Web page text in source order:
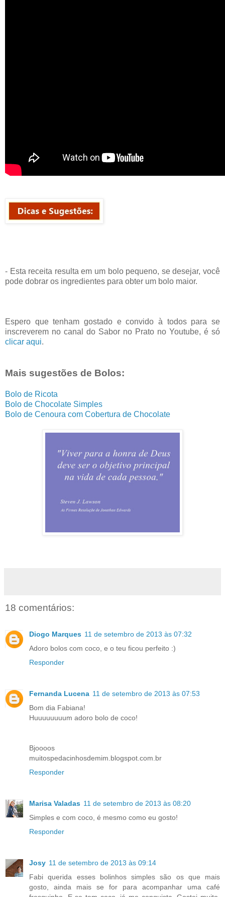
- Esta receita resulta em um bolo pequeno, se desejar, você
pode dobrar os ingredientes para obter um bolo maior.
Espero que tenham gostado e convido à todos para se
inscreverem no canal do Sabor no Prato no Youtube, é só
clicar aqui.
Mais sugestões de Bolos:
Bolo de Ricota
Bolo de Chocolate Simples
Bolo de Cenoura com Cobertura de Chocolate
18 comentários:
Diogo Marques 11 de setembro de 2013 às 07:32
Adoro bolos com coco, e o teu ficou perfeito :)
Responder
Fernanda Lucena 11 de setembro de 2013 às 07:53
Bom dia Fabiana!
Huuuuuuuum adoro bolo de coco!
Bjoooos
muitospedacinhosdemim.blogspot.com.br
Responder
Marisa Valadas 11 de setembro de 2013 às 08:20
Simples e com coco, é mesmo como eu gosto!
Responder
Josy 11 de setembro de 2013 às 09:14
Fabi querida esses bolinhos simples são os que mais
gosto, ainda mais se for para acompanhar uma café